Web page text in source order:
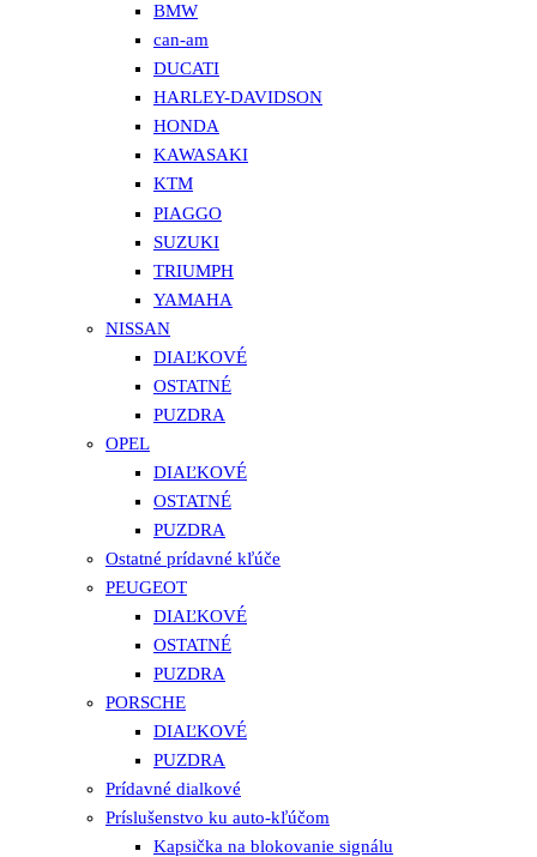
BMW
can-am
DUCATI
HARLEY-DAVIDSON
HONDA
KAWASAKI
KTM
PIAGGO
SUZUKI
TRIUMPH
YAMAHA
NISSAN
DIAĽKOVÉ
OSTATNÉ
PUZDRA
OPEL
DIAĽKOVÉ
OSTATNÉ
PUZDRA
Ostatné prídavné kľúče
PEUGEOT
DIAĽKOVÉ
OSTATNÉ
PUZDRA
PORSCHE
DIAĽKOVÉ
PUZDRA
Prídavné dialkové
Príslušenstvo ku auto-kľúčom
Kapsička na blokovanie signálu